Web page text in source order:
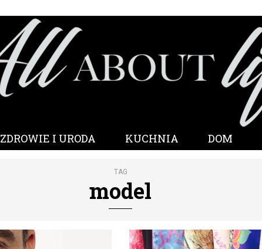
ZDROWIE I URODA KUCHNIA DOM
TAG
model